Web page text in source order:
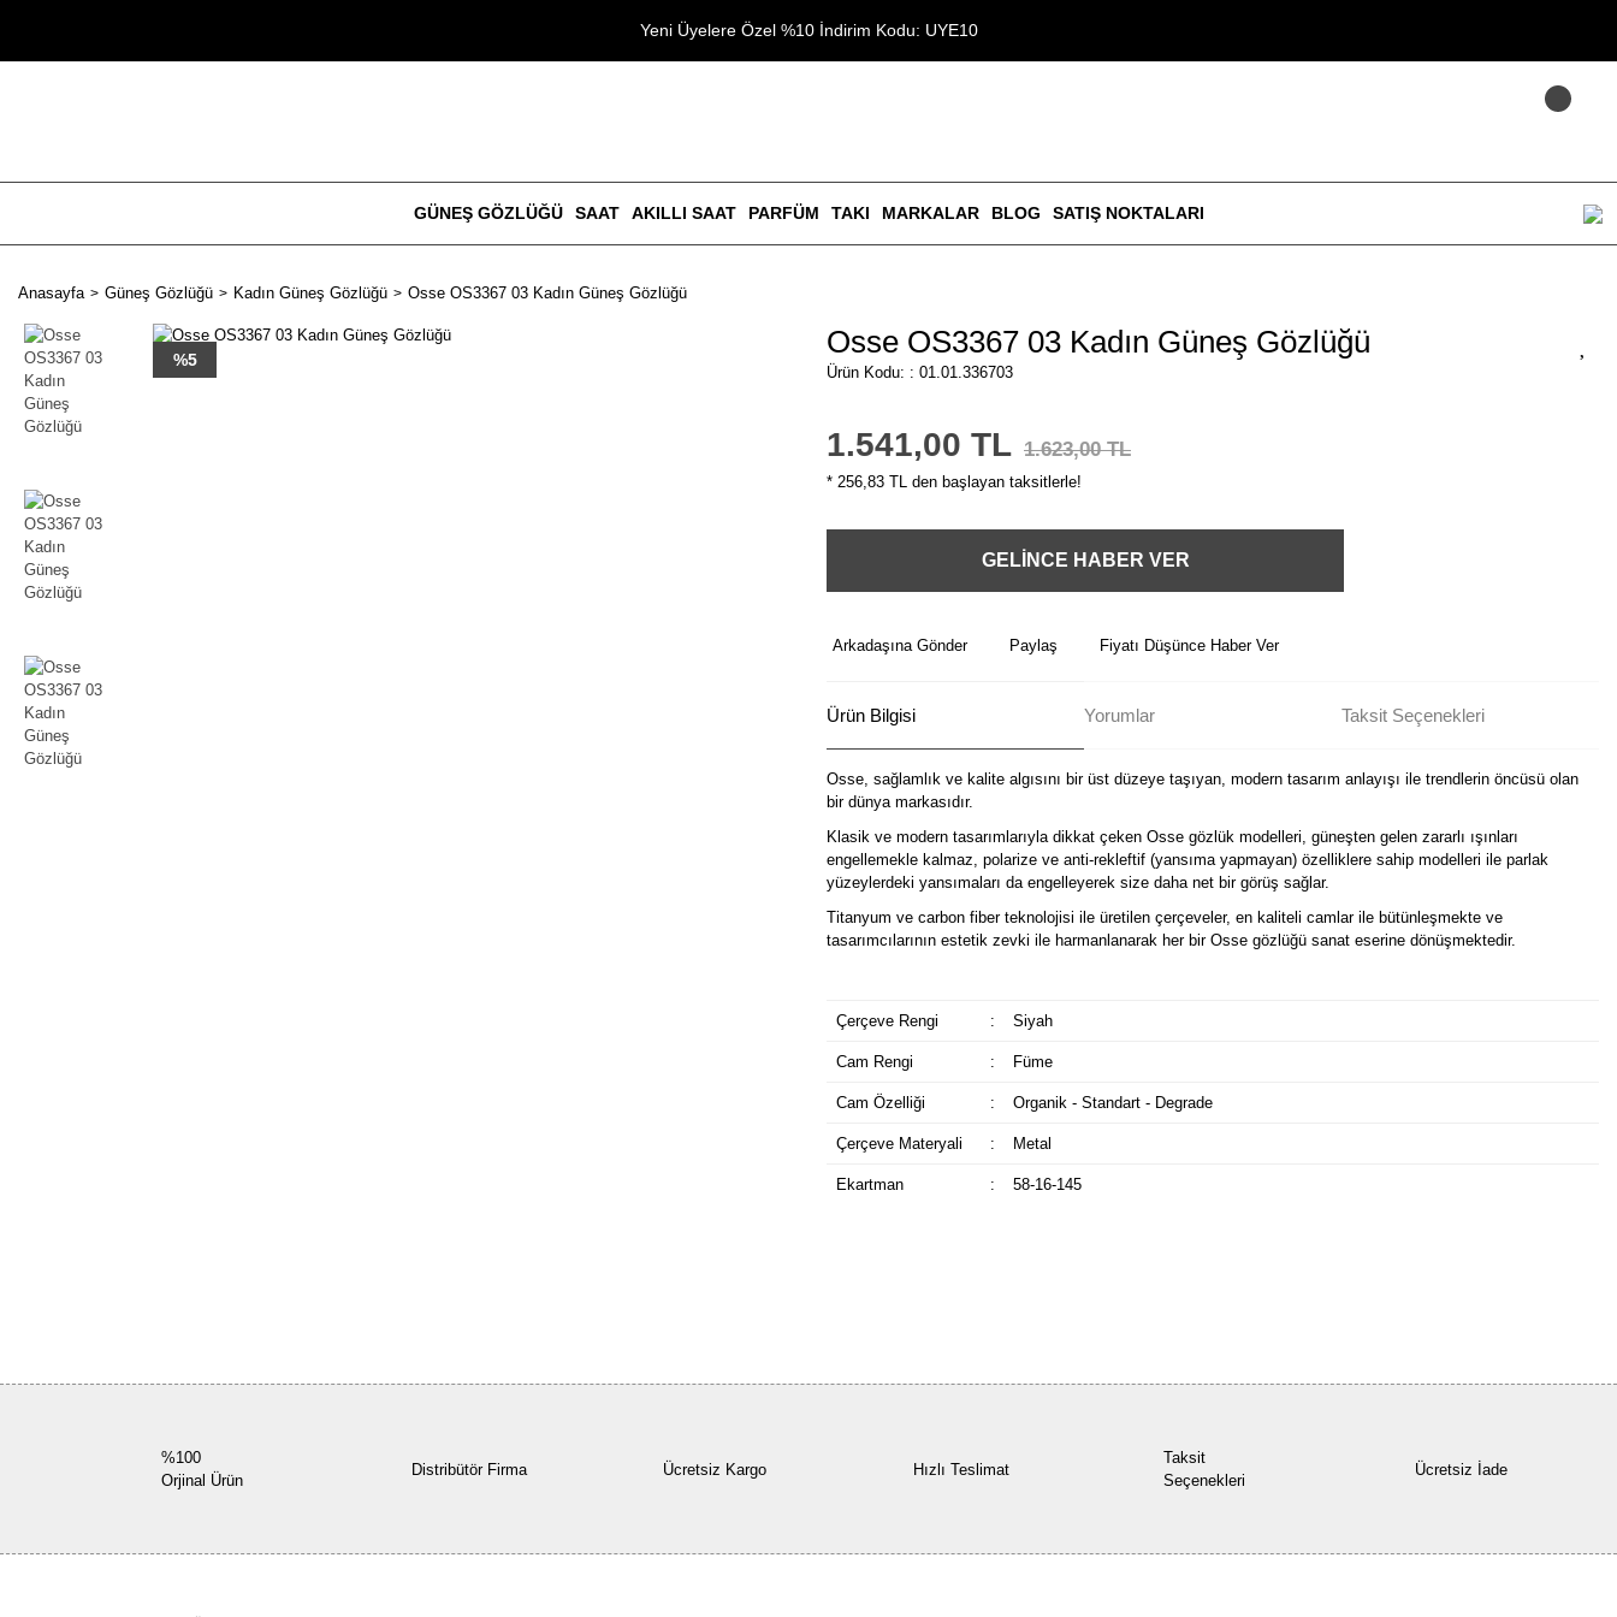
Yeni Üyelere Özel %10 İndirim Kodu: UYE10
GÜNEŞ GÖZLÜĞÜ SAAT AKILLI SAAT PARFÜM TAKI MARKALAR BLOG SATIŞ NOKTALARI
Anasayfa Güneş Gözlüğü Kadın Güneş Gözlüğü Osse OS3367 03 Kadın Güneş Gözlüğü
%5 Osse OS3367 03 Kadın Güneş Gözlüğü
Ürün Kodu: : 01.01.336703
1.541,00 TL 1.623,00 TL
* 256,83 TL den başlayan taksitlerle!
GELİNCE HABER VER
Arkadaşına Gönder Paylaş Fiyatı Düşünce Haber Ver
Ürün Bilgisi Yorumlar Taksit Seçenekleri
Osse, sağlamlık ve kalite algısını bir üst düzeye taşıyan, modern tasarım anlayışı ile trendlerin öncüsü olan
bir dünya markasıdır.
Klasik ve modern tasarımlarıyla dikkat çeken Osse gözlük modelleri, güneşten gelen zararlı ışınları
engellemekle kalmaz, polarize ve anti-rekleftif (yansıma yapmayan) özelliklere sahip modelleri ile parlak
yüzeylerdeki yansımaları da engelleyerek size daha net bir görüş sağlar.
Titanyum ve carbon fiber teknolojisi ile üretilen çerçeveler, en kaliteli camlar ile bütünleşmekte ve
tasarımcılarının estetik zevki ile harmanlanarak her bir Osse gözlüğü sanat eserine dönüşmektedir.
Çerçeve Rengi : Siyah
Cam Rengi : Füme
Cam Özelliği : Organik - Standart - Degrade
Çerçeve Materyali : Metal
Ekartman : 58-16-145
%100
Orjinal Ürün
Distribütör Firma Ücretsiz Kargo Hızlı Teslimat
Taksit
Seçenekleri
Ücretsiz İade